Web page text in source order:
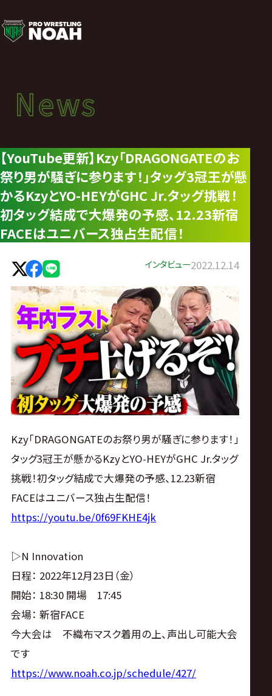
ニ
ュ
ー
ス
|
プ
ロ
レ
ス
リ
ン
グ・
ノ
ア
公
式
サ
イ
ト
News
ニュース
News
【YouTube更新】Kzy「DRAGONGATEのお
祭り男が騒ぎに参ります！」タッグ3冠王が懸
かるKzyとYO-HEYがGHC Jr.タッグ挑戦！
初タッグ結成で大爆発の予感、12.23新宿
FACEはユニバース独占生配信！
インタビュー2022.12.14
Kzy「DRAGONGATEのお祭り男が騒ぎに参ります！」
タッグ3冠王が懸かるKzyとYO-HEYがGHC Jr.タッグ
挑戦！初タッグ結成で大爆発の予感、12.23新宿
FACEはユニバース独占生配信！
https://youtu.be/0f69FKHE4jk
▷N Innovation
日程： 2022年12月23日（金）
開始： 18:30 開場 17:45
会場： 新宿FACE
今大会は 不織布マスク着用の上、声出し可能大会
です
https://www.noah.co.jp/schedule/427/